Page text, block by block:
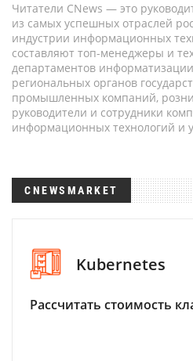
Читатели CNews — это
из самых успешных отраслей
индустрии информационных
составляют топ-менеджеры и
департаментов
региональных органов
промышленных компаний,
руководители и сотрудники
информационных технологий и
CNEWSMARKET
Kubernetes
Рассчитать стоимость